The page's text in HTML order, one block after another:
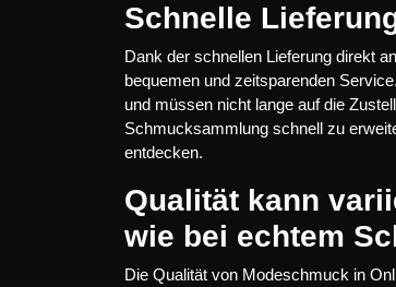
Schnelle
Dank der schnellen Lieferung direkt
bequemen und zeitsparenden
und müssen nicht lange auf die
Schmucksammlung schnell zu
entdecken.
Qualität kann
wie bei echtem
Die Qualität von Modeschmuck in